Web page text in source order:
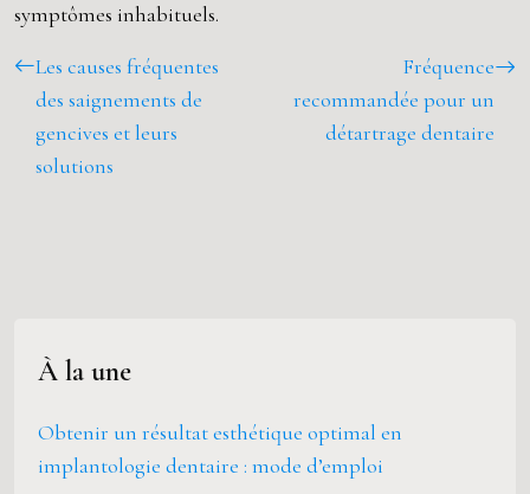
symptômes inhabituels.
Les causes fréquentes
des saignements de
gencives et leurs
solutions
Fréquence
recommandée pour un
détartrage dentaire
À la une
Obtenir un résultat esthétique optimal en
implantologie dentaire : mode d’emploi